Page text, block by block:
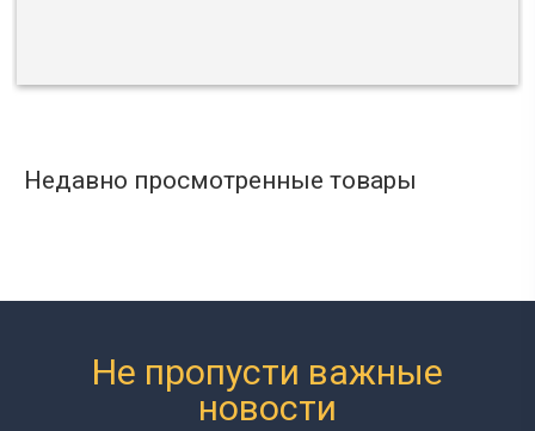
Недавно просмотренные товары
Не пропусти важные
новости